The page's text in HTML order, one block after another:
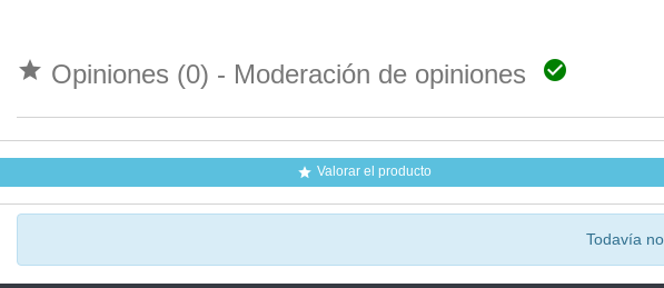
 Opiniones (0) - Moderación de opiniones 
 Valorar el producto
Todavía